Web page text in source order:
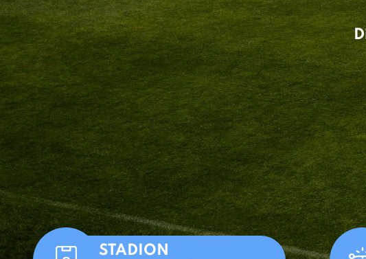
STADION